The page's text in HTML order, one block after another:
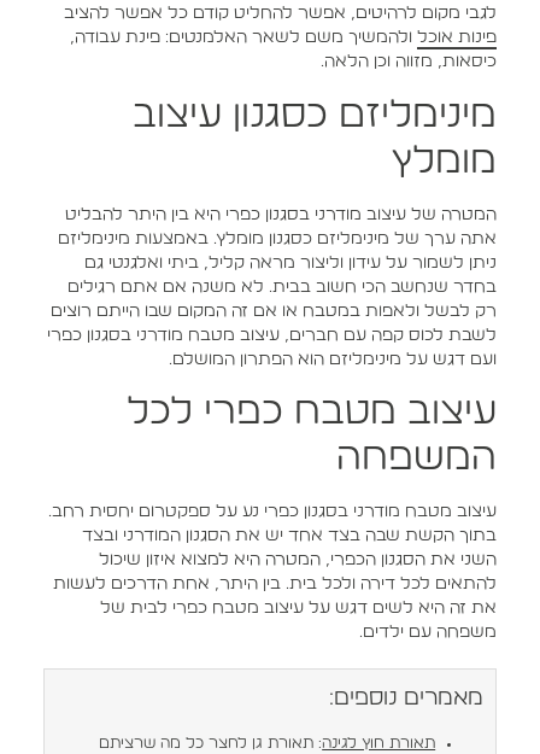
לגבי מקום לרהיטים, אפשר להחליט קודם כל אפשר להציב
פינות אוכלולהמשיך משם לשאר האלמנטים: פינת עבודה,
כיסאות, מזווה וכן הלאה.
מינימליזם כסגנון עיצוב
מומלץ
המטרה של עיצוב מודרני בסגנון כפרי היא בין היתר להבליט
אתה ערך של מינימליזם כסגנון מומלץ. באמצעות מינימליזם
ניתן לשמור על עידון וליצור מראה קליל, ביתי ואלגנטי גם
בחדר שנחשב הכי חשוב בבית. לא משנה אם אתם רגילים
רק לבשל ולאפות במטבח או אם זה המקום שבו הייתם רוצים
לשבת לכוס קפה עם חברים, עיצוב מטבח מודרני בסגנון כפרי
ועם דגש על מינימליזם הוא הפתרון המושלם.
עיצוב מטבח כפרי לכל
המשפחה
עיצוב מטבח מודרני בסגנון כפרי נע על ספקטרום יחסית רחב.
בתוך הקשת שבה בצד אחד יש את הסגנון המודרני ובצד
השני את הסגנון הכפרי, המטרה היא למצוא איזון שיכול
להתאים לכל דירה ולכל בית. בין היתר, אחת הדרכים לעשות
את זה היא לשים דגש על עיצוב מטבח כפרי לבית של
משפחה עם ילדים.
מאמרים נוספים:
תאורת חוץ לגינה: תאורת גן לחצר כל מה שרציתם